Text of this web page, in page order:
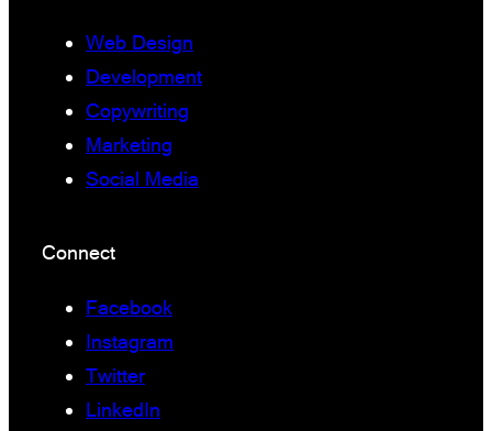
Web Design
Development
Copywriting
Marketing
Social Media
Connect
Facebook
Instagram
Twitter
LinkedIn